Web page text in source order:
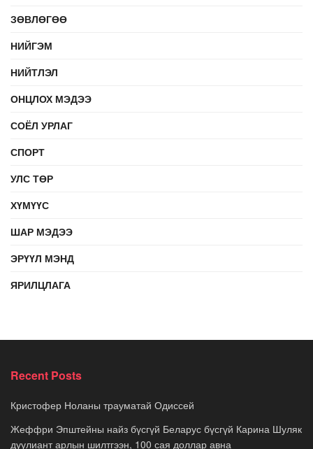
ЗӨВЛӨГӨӨ
НИЙГЭМ
НИЙТЛЭЛ
ОНЦЛОХ МЭДЭЭ
СОЁЛ УРЛАГ
СПОРТ
УЛС ТӨР
ХҮМҮҮС
ШАР МЭДЭЭ
ЭРҮҮЛ МЭНД
ЯРИЛЦЛАГА
Recent Posts
Кристофер Ноланы трауматай Одиссей
Жеффри Эпштейны найз бүсгүй Беларус бүсгүй Карина Шуляк
дуулиант арлын шилтгээн, 100 сая доллар авна